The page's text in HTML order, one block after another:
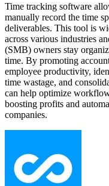
Time tracking software
manually record the time
deliverables. This tool is
across various industries
(SMB) owners stay
time. By promoting
employee productivity,
time wastage, and
can help optimize
boosting profits and
companies.